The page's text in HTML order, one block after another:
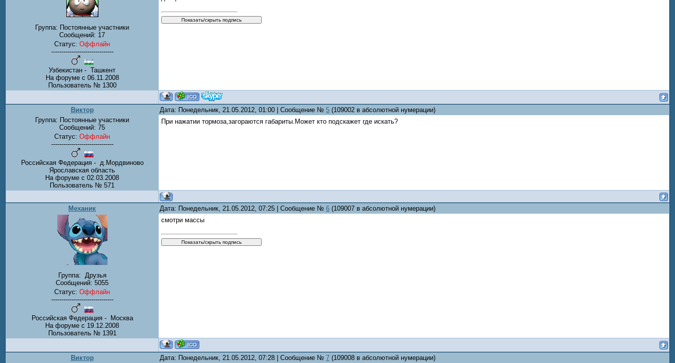
Группа: Постоянные участники
Сообщений: 17
Статус: Оффлайн
-------------------------------
Узбекистан - Ташкент
На форуме с 06.11.2008
Пользователь № 1300
Виктор Дата: Понедельник, 21.05.2012, 01:00 | Сообщение № 5 (109002 в абсолютной нумерации)
Группа: Постоянные участники
Сообщений: 75
Статус: Оффлайн
-------------------------------
Российская Федерация - д.Мордвиново
Ярославская область
На форуме с 02.03.2008
Пользователь № 571
При нажатии тормоза,загораются габариты.Может кто подскажет где искать?
Механик Дата: Понедельник, 21.05.2012, 07:25 | Сообщение № 6 (109007 в абсолютной нумерации)
Группа: Друзья
Сообщений: 5055
Статус: Оффлайн
-------------------------------
Российская Федерация - Москва
На форуме с 19.12.2008
Пользователь № 1391
смотри массы
Виктор Дата: Понедельник, 21.05.2012, 07:28 | Сообщение № 7 (109008 в абсолютной нумерации)